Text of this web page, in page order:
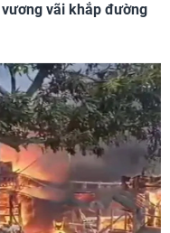
vãi khắp đường